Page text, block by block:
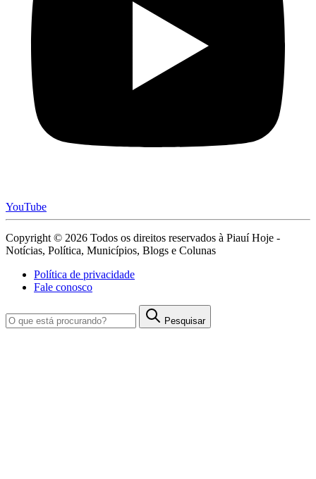
YouTube
Copyright © 2026 Todos os direitos reservados à Piauí Hoje -
Notícias, Política, Municípios, Blogs e Colunas
Política de privacidade
Fale conosco
Pesquisar